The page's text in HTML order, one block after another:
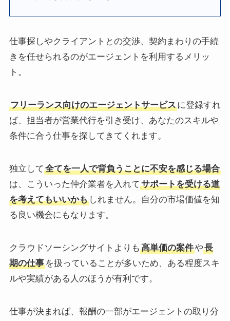
仕事探しやクライアントとの交渉、契約まわりの手続
きを任せられるのがエージェントを利用するメリッ
ト。
フリーランス向けのエージェントサービスに登録すれ
ば、担当者が営業代行を引き受け、あなたのスキルや
条件に合う仕事を探してきてくれます。
独立して 全てを一人で背負うことに不安を感じる場合
は、こういった仲介業者を入れて サポートを受ける道
を考えてもいいかもしれません。自分の市場価値を知
る良い機会にもなります。
クラウドソーシングサイトよりも 高単価の案件や長
期の仕事を扱っていることが多いため、ある程度スキ
ルや実績がある人のほうが有利です。
仕事が決まれば、報酬の一部がエージェントの取り分